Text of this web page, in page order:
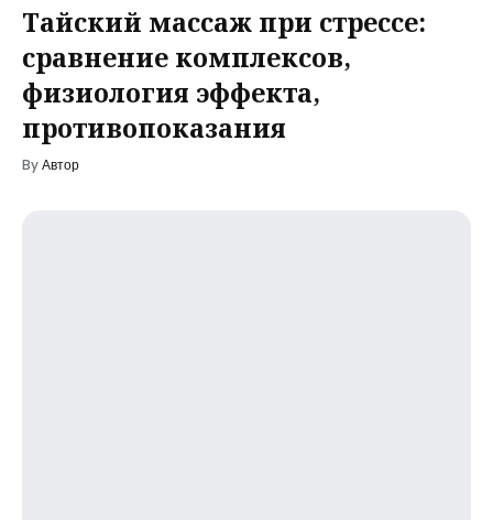
Тайский массаж при стрессе:
сравнение комплексов,
физиология эффекта,
противопоказания
ByАвтор